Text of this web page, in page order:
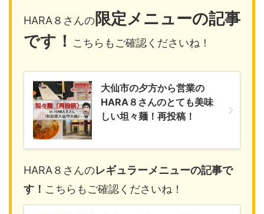
HARA８さんの限定メニューの記事
です！
こちらもご確認くださいね！
大仙市の夕方から営業の
HARA８さんのとても美味
しい坦々麺！再投稿！
HARA８さんのレギュラーメニューの記事で
す！ こちらもご確認くださいね！